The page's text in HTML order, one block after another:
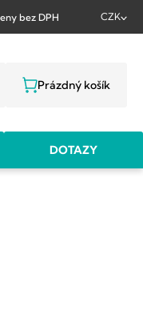
bez DPH CZK
NÁKUPNÍ
Prázdný košík
DOTAZY